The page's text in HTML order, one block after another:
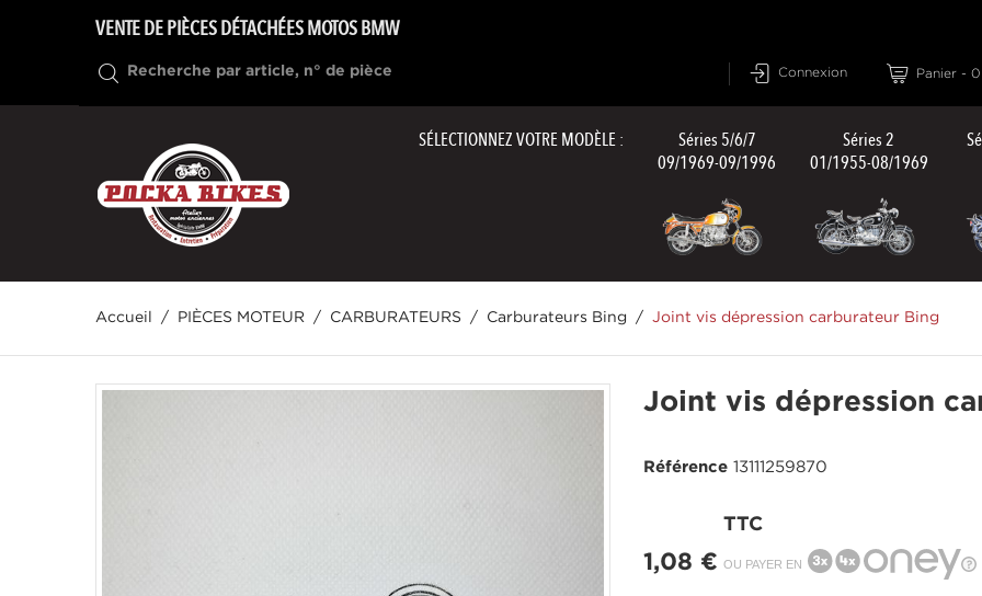
VENTE DE PIÈCES DÉTACHÉES MOTOS BMW
Connexion Panier - 0
SÉLECTIONNEZ VOTRE MODÈLE :
Séries 5/6/7
09/1969-09/1996
Séries 2
01/1955-08/1969
Accueil PIÈCES MOTEUR CARBURATEURS Carburateurs Bing Joint vis dépression carburateur Bing
Joint vis dépression
Référence 13111259870
1,08 €
TTC
OU PAYER EN